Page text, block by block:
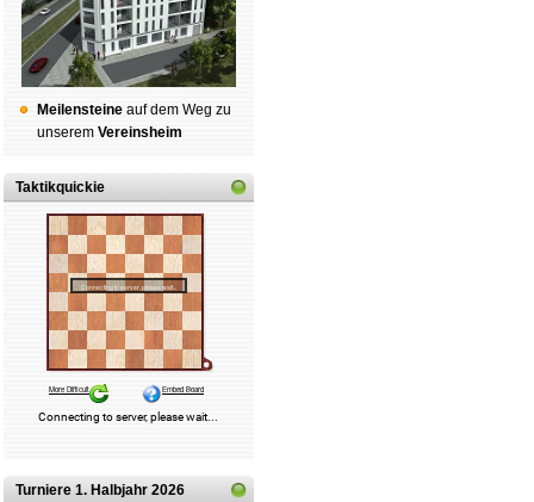
Mei­len­stei­ne auf dem Weg zu
un­se­rem Ver­eins­heim
Taktikquickie
Turniere 1. Halbjahr 2026